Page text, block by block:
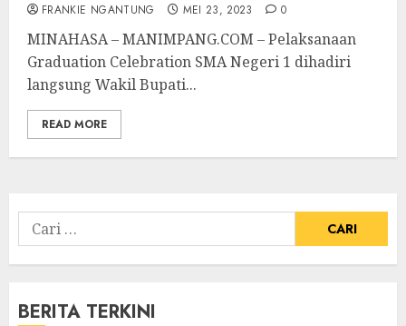
FRANKIE NGANTUNG MEI 23, 2023 0
MINAHASA – MANIMPANG.COM – Pelaksanaan
Graduation Celebration SMA Negeri 1 dihadiri
langsung Wakil Bupati...
READ MORE
Cari
untuk:
BERITA TERKINI